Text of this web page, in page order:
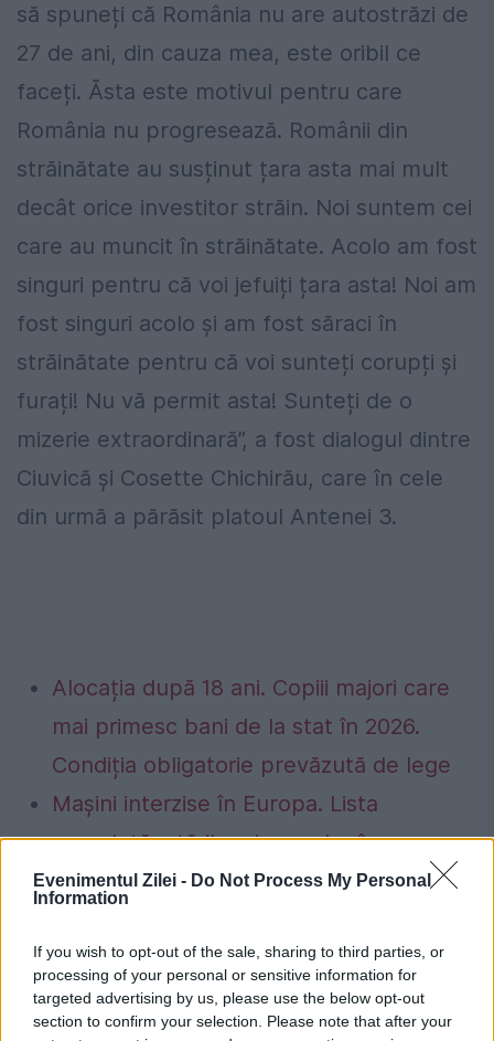
Evenimentul Zilei - Do Not Process My Personal
Information
If you wish to opt-out of the sale, sharing to third parties, or
processing of your personal or sensitive information for
targeted advertising by us, please use the below opt-out
section to confirm your selection. Please note that after your
să spuneți că România nu are autostrăzi de
27 de ani, din cauza mea, este oribil ce
faceți. Ăsta este motivul pentru care
România nu progresează. Românii din
străinătate au susținut țara asta mai mult
decât orice investitor străin. Noi suntem cei
care au muncit în străinătate. Acolo am fost
singuri pentru că voi jefuiți țara asta! Noi am
fost singuri acolo și am fost săraci în
străinătate pentru că voi sunteți corupți și
furați! Nu vă permit asta! Sunteți de o
mizerie extraordinară”, a fost dialogul dintre
Ciuvică şi Cosette Chichirău, care în cele
din urmă a părăsit platoul Antenei 3.
Alocația după 18 ani. Copiii majori care
mai primesc bani de la stat în 2026.
Condiția obligatorie prevăzută de lege
Mașini interzise în Europa. Lista
completă a țărilor și orașelor în care nu
mai au voie să circule autoturismele
situația din România